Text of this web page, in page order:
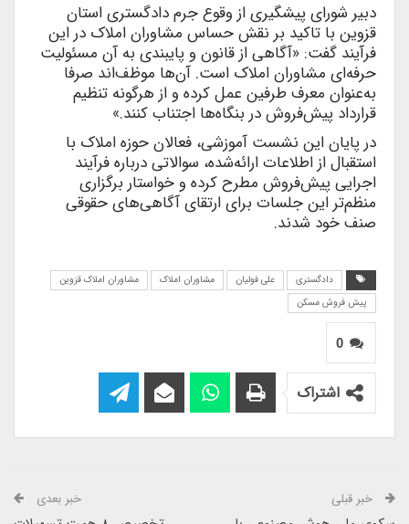
دبیر شورای پیشگیری از وقوع جرم دادگستری استان
قزوین با تاکید بر نقش حساس مشاوران املاک در این
فرآیند گفت: «آگاهی از قانون و پایبندی به آن مسئولیت
حرفه‌ای مشاوران املاک است. آن‌ها موظف‌اند صرفا
به‌عنوان معرف طرفین عمل کرده و از هرگونه تنظیم
قرارداد پیش‌فروش در بنگاه‌ها اجتناب کنند.»
در پایان این نشست آموزشی، فعالان حوزه املاک با
استقبال از اطلاعات ارائه‌شده، سوالاتی درباره فرآیند
اجرایی پیش‌فروش مطرح کرده و خواستار برگزاری
منظم‌تر این جلسات برای ارتقای آگاهی‌های حقوقی
صنف خود شدند.
دادگستری علی فولیان مشاوران املاک
مشاوران املاک قزوین
پیش فروش مسکن
0
اشتراک
خبر قبلی خبر بعدی